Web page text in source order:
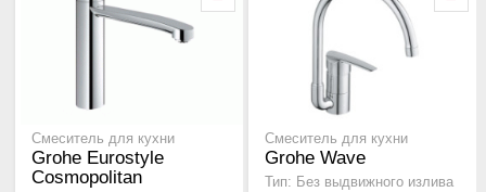
Смеситель для кухни
Grohe Eurostyle
Cosmopolitan
Смеситель для кухни
Grohe Wave
Тип: Без выдвижного излива